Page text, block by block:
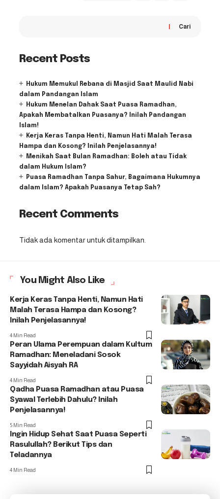
Cari
Recent Posts
Hukum Memukul Rebana di Masjid Saat Maulid Nabi
dalam Pandangan Islam
Hukum Menelan Dahak Saat Puasa Ramadhan,
Apakah Membatalkan Puasanya? Inilah Pandangan
Islam!
Kerja Keras Tanpa Henti, Namun Hati Malah Terasa
Hampa dan Kosong? Inilah Penjelasannya!
Menikah Saat Bulan Ramadhan: Boleh atau Tidak
dalam Hukum Islam?
Puasa Ramadhan Tanpa Sahur, Bagaimana Hukumnya
dalam Islam? Apakah Puasanya Tetap Sah?
Recent Comments
Tidak ada komentar untuk ditampilkan.
You Might Also Like
Kerja Keras Tanpa Henti, Namun Hati
Malah Terasa Hampa dan Kosong?
Inilah Penjelasannya!
4 Min Read
Peran Ulama Perempuan dalam Kultum
Ramadhan: Meneladani Sosok
Sayyidah Aisyah RA
4 Min Read
Qadha Puasa Ramadhan atau Puasa
Syawal Terlebih Dahulu? Inilah
Penjelasannya!
5 Min Read
Ingin Hidup Sehat Saat Puasa Seperti
Rasulullah? Berikut Tips dan
Teladannya
4 Min Read